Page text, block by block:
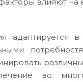
адаптируется
во